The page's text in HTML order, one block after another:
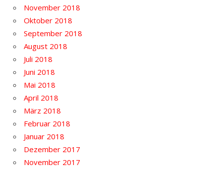
November 2018
Oktober 2018
September 2018
August 2018
Juli 2018
Juni 2018
Mai 2018
April 2018
März 2018
Februar 2018
Januar 2018
Dezember 2017
November 2017